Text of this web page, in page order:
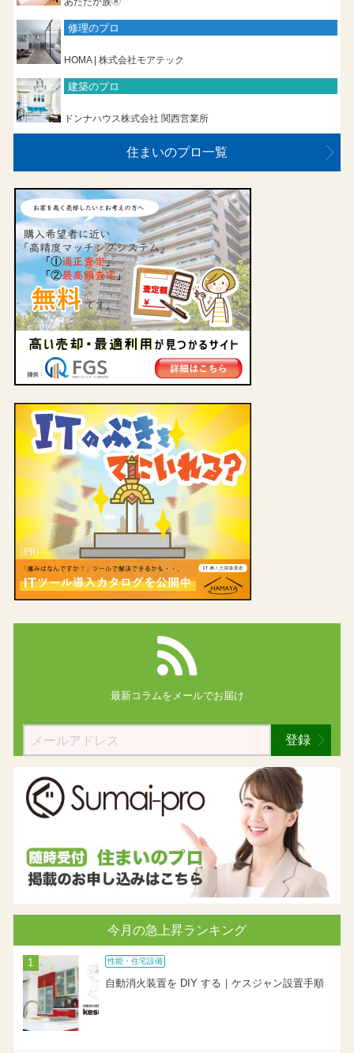
修理のプロ
HOMA | 株式会社モアテック
建築のプロ
ドンナハウス株式会社 関西営業所
住まいのプロ一覧
最新コラムを メールでお届け
登録
今月の急上昇ランキング
性能・住宅設備
自動消火装置を DIY する｜ケスジャン設置手順